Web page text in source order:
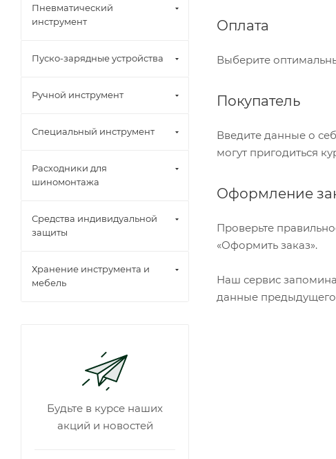
Оплата
Выберите
Покупатель
Введите данные о
могут пригодиться
Оформление
Проверьте
«Оформить заказ».
Наш сервис
данные предыдущего
Пневматический
инструмент
Пуско-зарядные устройства
Ручной инструмент
Специальный инструмент
Расходники для
шиномонтажа
Средства индивидуальной
защиты
Хранение инструмента и
мебель
Будьте в курсе наших
акций и новостей